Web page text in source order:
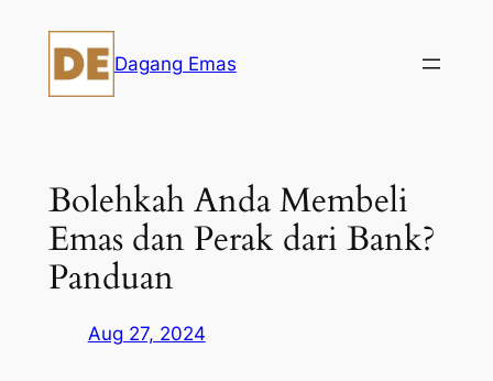
content
Dagang Emas
Bolehkah Anda Membeli
Emas dan Perak dari Bank?
Panduan
Aug 27, 2024